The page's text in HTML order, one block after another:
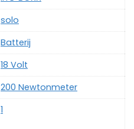
‎solo
‎Batterij
‎18 Volt
‎200 Newtonmeter
‎1